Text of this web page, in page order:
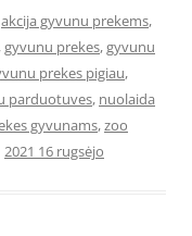
akcija gyvunu prekems,
,gyvunu prekes,gyvunu
prekes pigiau,
parduotuves, nuolaida
gyvunams,zoo
2021 16 rugsėjo